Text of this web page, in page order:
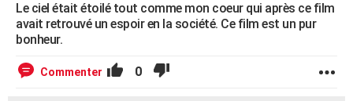
Le ciel était étoilé tout comme mon coeur qui après ce film
avait retrouvé un espoir en la société. Ce film est un pur
bonheur.
Commenter 0